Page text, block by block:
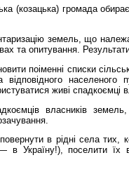
(козацька) громада
земель, що
та опитування.
поіменні списки
відповідного
живі спадкоємці
власників
в рідні села тих,
в Україну!), поселити їх